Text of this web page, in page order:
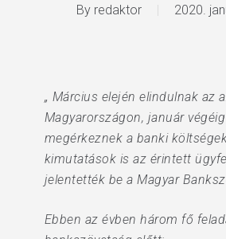
By redaktor 2020.
„ Március elején elindulnak az
Magyarországon, január
megérkeznek a banki
kimutatások is az érintett
jelentették be a Magyar
Ebben az évben három fő